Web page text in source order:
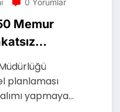
Memur
planlaması
yapmaya…